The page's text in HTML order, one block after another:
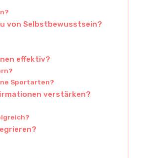
von Selbstbewusstsein?
effektiv?
Sportarten?
verstärken?